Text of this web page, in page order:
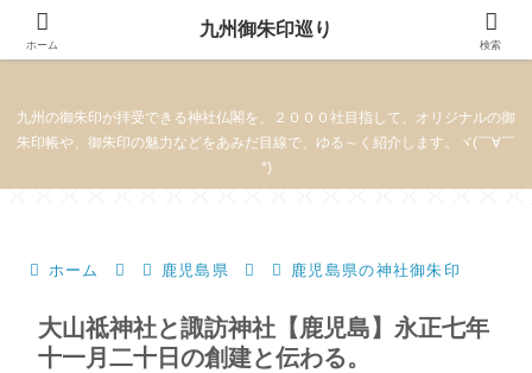
九州御朱印巡り
九州の御朱印が拝受できる神社仏閣を、２０００社目指して、オリジナルの御
朱印帳や、御朱印の魅力などをあみだ目線で、ゆる～く紹介します。ヾ(￣∀￣
*)
ホーム 鹿児島県 鹿児島県の神社御朱印
大山祗神社と諏訪神社【鹿児島】永正七年
十一月二十日の創建と伝わる。
ホーム
九州御朱印巡り
検索